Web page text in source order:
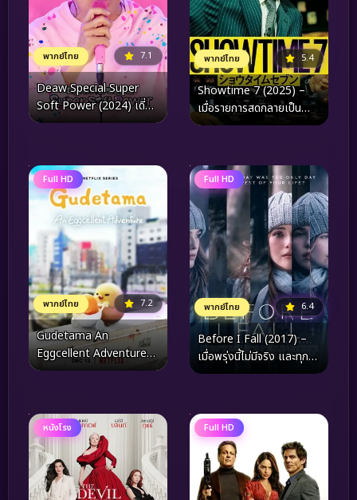
พากย์ไทย 7.1
Deaw Special Super
Soft Power (2024) เดี่ยว
สเปเชียล ซูเปอร์ ซอฟต์ พาว
พากย์ไทย 5.4
Showtime 7 (2025) –
เมื่อรายการสดกลายเป็น
สมรภูมิ และความจริงคือเดิม
Full HD
พากย์ไทย 7.2
Gudetama An
Eggcellent Adventure
(2022) กุเดทามะ ไข่ขี้เกียจ
Full HD
พากย์ไทย 6.4
Before I Fall (2017) –
เมื่อพรุ่งนี้ไม่มีจริง และทุก
การตื่นนอนคือโอกาสสุดท้าย
หนังโรง Full HD